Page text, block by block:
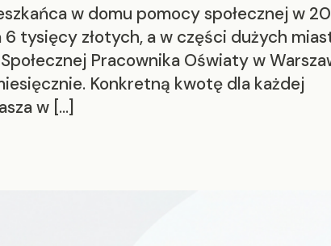
w domu pomocy społecznej w
tysięcy złotych, a w części dużych
Pracownika Oświaty w
Konkretną kwotę dla każdej
w […]